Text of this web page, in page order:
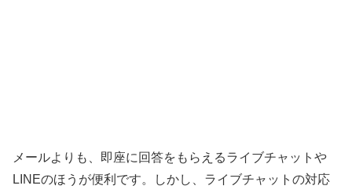
メールよりも、即座に回答をもらえるライブチャットや
LINEのほうが便利です。しかし、ライブチャットの対応